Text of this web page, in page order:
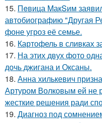
15. Пeвица MакSим
автобиографию "Другая
фоне угроз её семье.
16. Картофель в сливках
17. На этих двух фото
дочь джигана и Оксаны.
18. Анна хилькевич
Артуром Волковым ей не
жесткие решения ради
19. Диагноз под